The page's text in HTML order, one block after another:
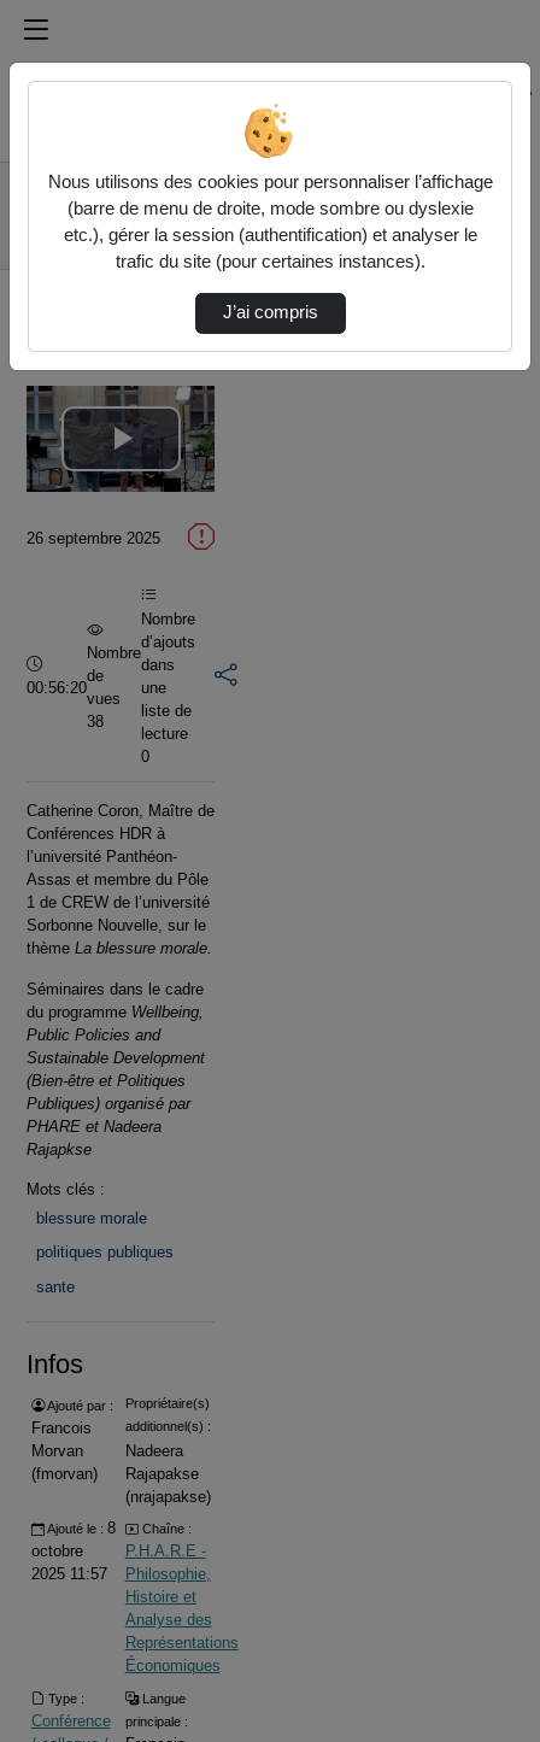
Médiathèque de l'université Paris
Rechercher un média sur Médiathèque de l'université
Accueil
Vidéos
"Mesurer et prendre
en compte la blessure
Lire
la
vidéo
26 septembre 2025
Durée :
00:56:20
Nombre
de
vues
38
Nombre
d’ajouts
dans
une
liste de
lecture
0
Catherine Coron, Maître de
Conférences HDR à
l’université Panthéon-
Assas et membre du Pôle
1 de CREW de l’université
Sorbonne Nouvelle, sur le
thème La blessure morale.
Séminaires dans le cadre
du programme Wellbeing,
Public Policies and
Sustainable Development
(Bien-être et Politiques
Publiques) organisé par
PHARE et Nadeera
Rajapkse
Mots clés :
blessure morale
politiques publiques
sante
Infos
Ajouté par :
Francois
Morvan
(fmorvan)
Propriétaire(s)
additionnel(s) :
Nadeera
Rajapakse
(nrajapakse)
Ajouté le : 8
octobre
2025 11:57
Chaîne :
P.H.A.R.E -
Philosophie,
Histoire et
Analyse des
Représentations
Économiques
Type :
Conférence
Langue
principale :
Nous utilisons des cookies pour personnaliser l’affichage
(barre de menu de droite, mode sombre ou dyslexie
etc.), gérer la session (authentification) et analyser le
trafic du site (pour certaines instances).
J’ai compris